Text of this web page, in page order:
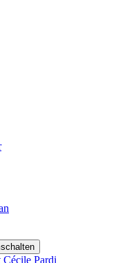
Pardi